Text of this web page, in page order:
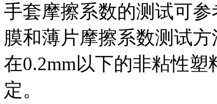
手套摩擦系数的测试可参
膜和薄片摩擦系数测试
在0.2mm以下的非粘性
定。